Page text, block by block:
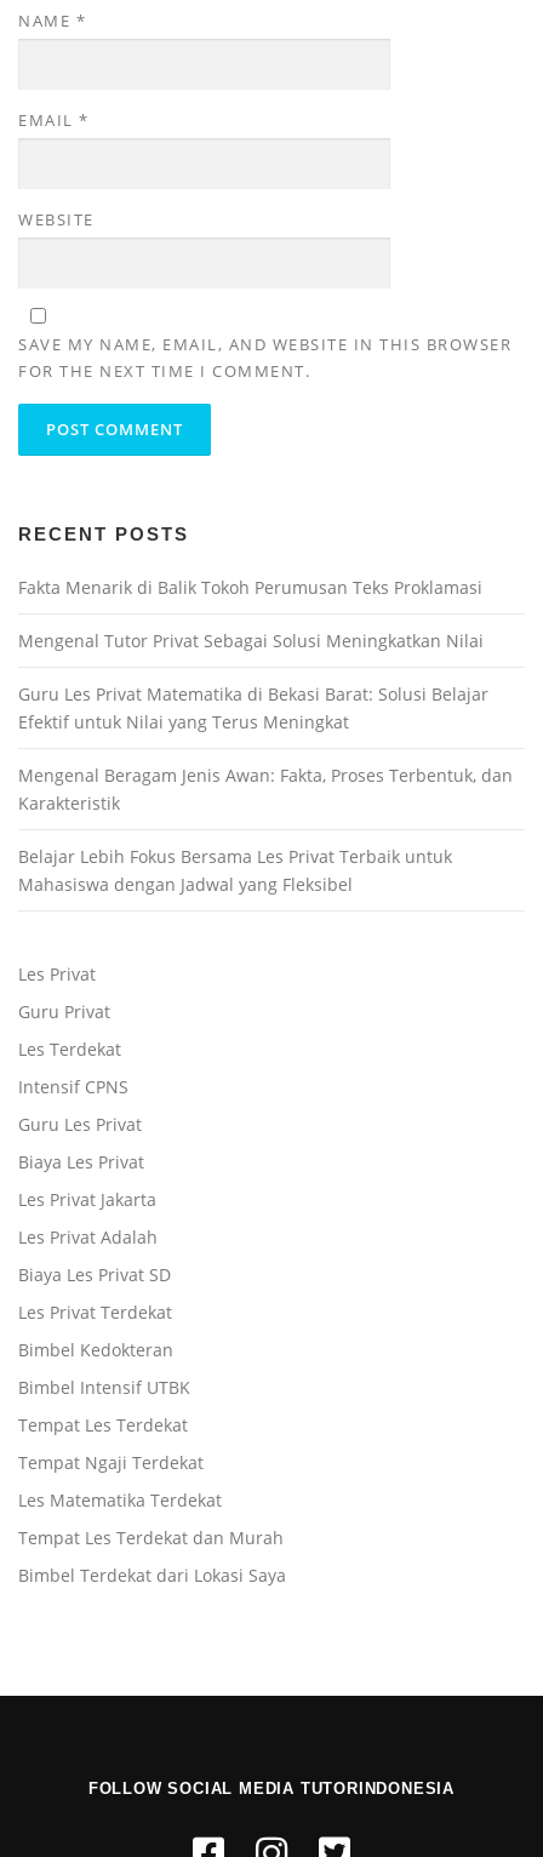
NAME *
EMAIL *
WEBSITE
SAVE MY NAME, EMAIL, AND WEBSITE IN THIS BROWSER
FOR THE NEXT TIME I COMMENT.
RECENT POSTS
Fakta Menarik di Balik Tokoh Perumusan Teks Proklamasi
Mengenal Tutor Privat Sebagai Solusi Meningkatkan Nilai
Guru Les Privat Matematika di Bekasi Barat: Solusi Belajar
Efektif untuk Nilai yang Terus Meningkat
Mengenal Beragam Jenis Awan: Fakta, Proses Terbentuk, dan
Karakteristik
Belajar Lebih Fokus Bersama Les Privat Terbaik untuk
Mahasiswa dengan Jadwal yang Fleksibel
Les Privat
Guru Privat
Les Terdekat
Intensif CPNS
Guru Les Privat
Biaya Les Privat
Les Privat Jakarta
Les Privat Adalah
Biaya Les Privat SD
Les Privat Terdekat
Bimbel Kedokteran
Bimbel Intensif UTBK
Tempat Les Terdekat
Tempat Ngaji Terdekat
Les Matematika Terdekat
Tempat Les Terdekat dan Murah
Bimbel Terdekat dari Lokasi Saya
FOLLOW SOCIAL MEDIA TUTORINDONESIA